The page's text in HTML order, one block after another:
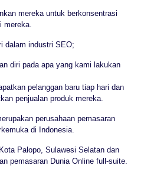
mereka untuk berkonsentrasi
mereka.
dalam industri SEO;
diri pada apa yang kami lakukan
pelanggan baru tiap hari dan
penjualan produk mereka.
perusahaan pemasaran
di Indonesia.
Palopo, Sulawesi Selatan dan
pemasaran Dunia Online full-suite.